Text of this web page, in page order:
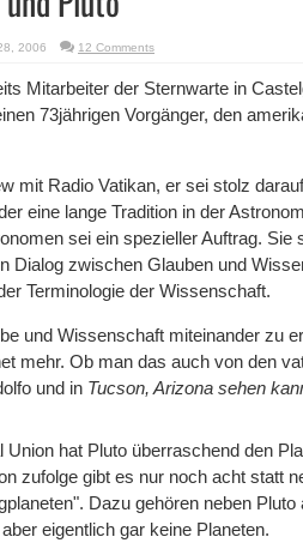
2006 12 Comments
Mitarbeiter der Sternwarte in
73jährigen Vorgänger, den
mit Radio Vatikan, er sei stolz
eine lange Tradition in der
sei ein spezieller Auftrag. Sie
Dialog zwischen Glauben und
Terminologie der Wissenschaft.
und Wissenschaft miteinander zu
mehr. Ob man das auch von den
und in Tucson, Arizona sehen
Union hat Pluto überraschend den
zufolge gibt es nur noch acht statt
Dazu gehören neben
eigentlich gar keine Planeten.